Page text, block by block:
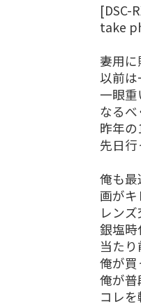
[DSC-
take
妻用に
以前
一眼
なる
昨年
先日行
俺も最
画が
レン
銀塩時
当た
俺が
俺が普
コレを